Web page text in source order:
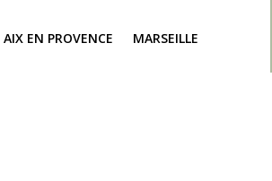
AIX EN PROVENCE MARSEILLE